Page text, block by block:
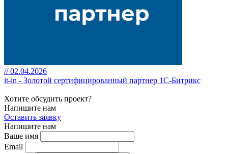
// 02.04.2026
it-in - Золотой сертифицированный партнер 1С-Битрикс
Хотите обсудить проект?
Напишите нам
Оставить заявку
Напишите нам
Ваше имя
Email